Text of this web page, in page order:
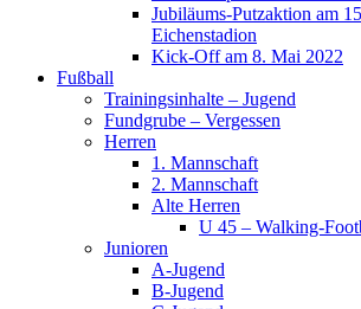
Jubiläums-Putzaktion am
Eichenstadion
Kick-Off am 8. Mai 2022
Fußball
Trainingsinhalte – Jugend
Fundgrube – Vergessen
Herren
1. Mannschaft
2. Mannschaft
Alte Herren
U 45 – Walking-
Junioren
A-Jugend
B-Jugend